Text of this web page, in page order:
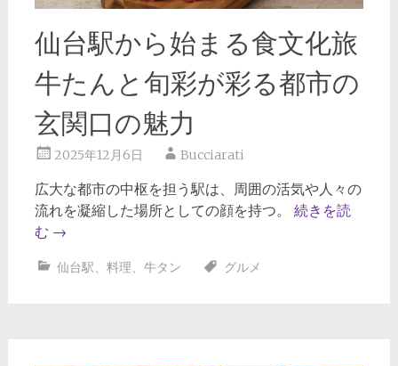
仙台駅から始まる食文化旅
牛たんと旬彩が彩る都市の
玄関口の魅力
2025年12月6日 Bucciarati
広大な都市の中枢を担う駅は、周囲の活気や人々の
流れを凝縮した場所としての顔を持つ。 続きを読
む →
仙台駅、 料理、 牛タン グルメ